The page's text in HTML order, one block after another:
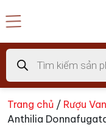
đến
dung
Tìm
kiếm
sản
phẩm
Trang chủ / Rượu
Anthilia